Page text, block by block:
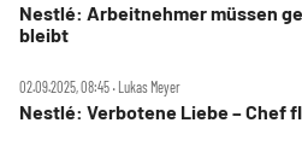
Nestlé: Arbeitnehmer müssen
bleibt
02.09.2025, 08:45 ‧ Lukas Meyer
Nestlé: Verbotene Liebe – Chef